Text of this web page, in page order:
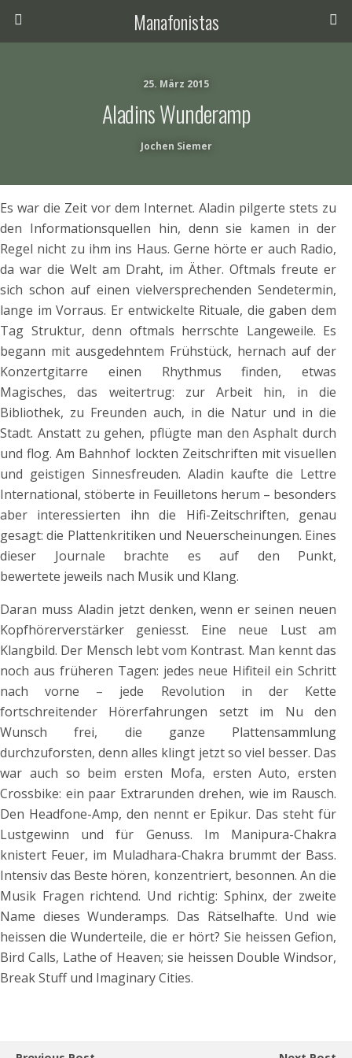
Manafonistas
25. März 2015
Aladins Wunderamp
Jochen Siemer
Es war die Zeit vor dem Internet. Aladin pilgerte stets zu
den Informationsquellen hin, denn sie kamen in der
Regel nicht zu ihm ins Haus. Gerne hörte er auch Radio,
da war die Welt am Draht, im Äther. Oftmals freute er
sich schon auf einen vielversprechenden Sendetermin,
lange im Vorraus. Er entwickelte Rituale, die gaben dem
Tag Struktur, denn oftmals herrschte Langeweile. Es
begann mit ausgedehntem Frühstück, hernach auf der
Konzertgitarre einen Rhythmus finden, etwas
Magisches, das weitertrug: zur Arbeit hin, in die
Bibliothek, zu Freunden auch, in die Natur und in die
Stadt. Anstatt zu gehen, pflügte man den Asphalt durch
und flog. Am Bahnhof lockten Zeitschriften mit visuellen
und geistigen Sinnesfreuden. Aladin kaufte die Lettre
International, stöberte in Feuilletons herum – besonders
aber interessierten ihn die Hifi-Zeitschriften, genau
gesagt: die Plattenkritiken und Neuerscheinungen. Eines
dieser Journale brachte es auf den Punkt,
bewertete jeweils nach Musik und Klang.
Daran muss Aladin jetzt denken, wenn er seinen neuen
Kopfhörerverstärker geniesst. Eine neue Lust am
Klangbild. Der Mensch lebt vom Kontrast. Man kennt das
noch aus früheren Tagen: jedes neue Hifiteil ein Schritt
nach vorne – jede Revolution in der Kette
fortschreitender Hörerfahrungen setzt im Nu den
Wunsch frei, die ganze Plattensammlung
durchzuforsten, denn alles klingt jetzt so viel besser. Das
war auch so beim ersten Mofa, ersten Auto, ersten
Crossbike: ein paar Extrarunden drehen, wie im Rausch.
Den Headfone-Amp, den nennt er Epikur. Das steht für
Lustgewinn und für Genuss. Im Manipura-Chakra
knistert Feuer, im Muladhara-Chakra brummt der Bass.
Intensiv das Beste hören, konzentriert, besonnen. An die
Musik Fragen richtend. Und richtig: Sphinx, der zweite
Name dieses Wunderamps. Das Rätselhafte. Und wie
heissen die Wunderteile, die er hört? Sie heissen Gefion,
Bird Calls, Lathe of Heaven; sie heissen Double Windsor,
Break Stuff und Imaginary Cities.